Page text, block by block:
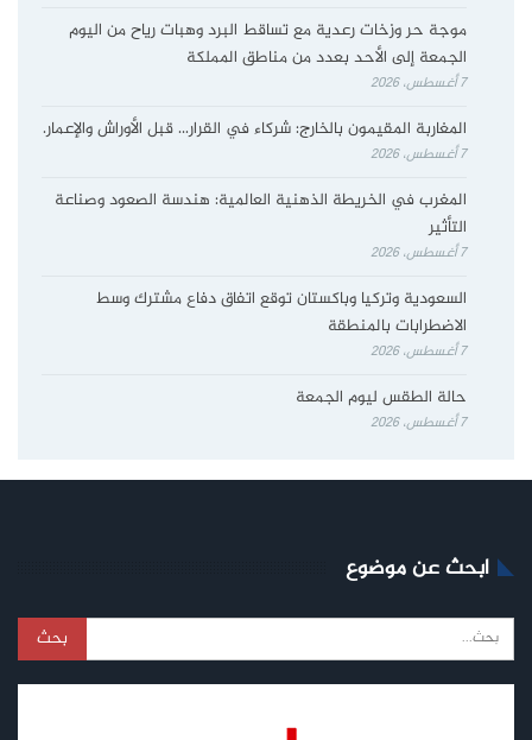
موجة حر وزخات رعدية مع تساقط البرد وهبات رياح من اليوم
الجمعة إلى الأحد بعدد من مناطق المملكة
7 أغسطس، 2026
المغاربة المقيمون بالخارج: شركاء في القرار… قبل الأوراش والإعمار.
7 أغسطس، 2026
المغرب في الخريطة الذهنية العالمية: هندسة الصعود وصناعة
التأثير
7 أغسطس، 2026
السعودية وتركيا وباكستان توقع اتفاق دفاع مشترك وسط
الاضطرابات بالمنطقة
7 أغسطس، 2026
حالة الطقس ليوم الجمعة
7 أغسطس، 2026
ابحث عن موضوع